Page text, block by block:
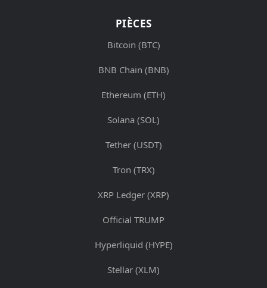
PIÈCES
Bitcoin (BTC)
BNB Chain (BNB)
Ethereum (ETH)
Solana (SOL)
Tether (USDT)
Tron (TRX)
XRP Ledger (XRP)
Official TRUMP
Hyperliquid (HYPE)
Stellar (XLM)